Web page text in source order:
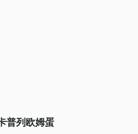
普列欧姆蛋